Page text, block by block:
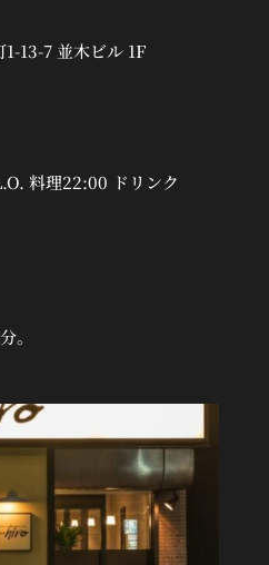
13-7 並木ビル 1F
料理22:00 ドリンク
。